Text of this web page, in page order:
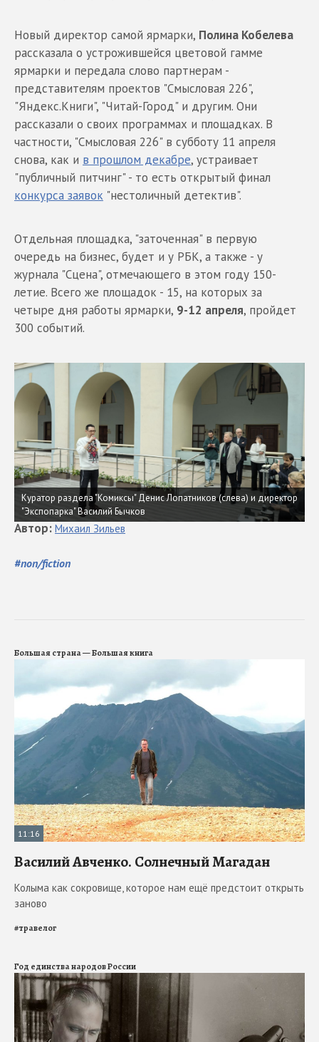
Новый директор самой ярмарки, Полина Кобелева
рассказала o ycтрожившейся цветовой гамме
ярмарки и передала слово партнерам -
представителям проектов "Смысловая 226",
"Яндекс.Книги", "Читай-Город" и другим. Они
рассказали о своих программах и площадках. В
частности, "Смысловая 226" в субботу 11 апреля
снова, как и в прошлом декабре, устраивает
"публичный питчинг" - то есть открытый финал
конкурса заявок "нестоличный детектив".
Отдельная площадка, "заточенная" в первую
очередь на бизнес, будет и у РБК, а также - у
журнала "Сцена", отмечающего в этом году 150-
летие. Всего же площадок - 15, на которых за
четыре дня работы ярмарки, 9-12 апреля, пройдет
300 событий.
Куратор раздела "Комиксы" Денис Лопатников (слева) и директор
"Экспопарка" Василий Бычков
#non/fiction
Автор: Михаил Зильев
Большая страна — Большая книга
11:16
Василий Авченко. Солнечный Магадан
Колыма как сокровище, которое нам ещё предстоит открыть
заново
#травелог
Год единства народов России